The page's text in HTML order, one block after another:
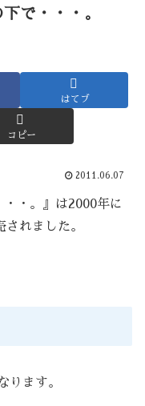
で・・・。
はてブ
コピー
2011.06.07
・・。』は2000年に
れました。
ります。